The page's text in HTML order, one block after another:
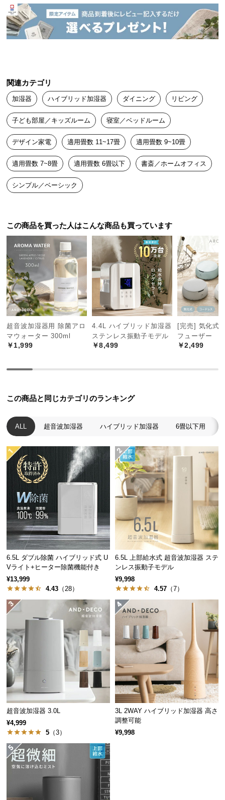
中
型
商
品
に
つ
い
て
小
型
商
品
の
に
つ
い
て
開
梱
設
置
サ
ー
い
入
経
路
に
つ
い
て
返
品・
キ
ャ
ン
つ
い
て
保
証
に
つ
い
て
会
員
ぼん 2022/01/28
関連カテゴリ
加湿器 ハイブリッド加湿器 ダイニング リビング
子ども部屋／キッズルーム 寝室／ベッドルーム
デザイン家電 適用畳数 11~17畳 適用畳数 9~10畳
適用畳数 7~8畳 適用畳数 6畳以下 書斎／ホームオフィス
シンプル／ベーシック
この商品を買った人はこんな商品も買っています
超音波加湿器用 除菌アロ
マウォーター 300ml
￥1,999
4.4L ハイブリッド加湿器
ステンレス振動子モデル
￥8,499
[完売] 気化式
フューザー
￥2,499
この商品と同じカテゴリのランキング
ALL 超音波加湿器 ハイブリッド加湿器 6畳以下用
6.5L ダブル除菌 ハイブリッド式 U
Vライト+ヒーター除菌機能付き
¥13,999
4.43 （28）
6.5L 上部給水式 超音波加湿器 ステ
ンレス振動子モデル
¥9,998
4.57 （7）
超音波加湿器 3.0L
¥4,999
5 （3）
3L 2WAY ハイブリッド加湿器 高さ
調整可能
¥9,998